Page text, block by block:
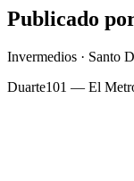
Publicado
Invermedios · Santo
Duarte101 — El